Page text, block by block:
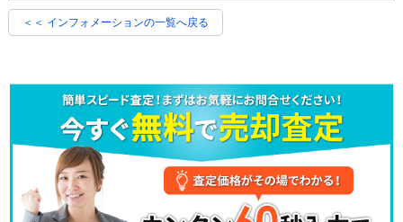
＜＜ インフォメーションの一覧へ戻る